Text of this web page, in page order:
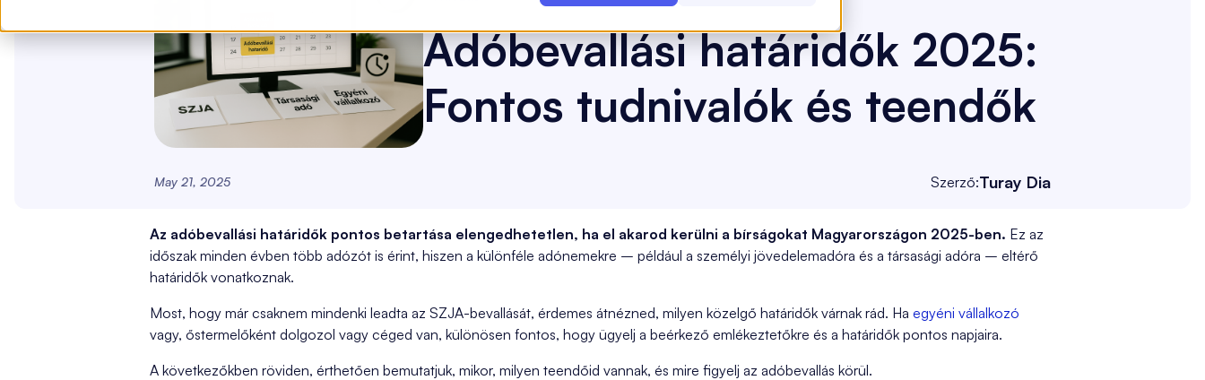
Adóbevallási határidők 2025:
Fontos tudnivalók és teendők
May 21, 2025 Szerző:Turay Dia
Az adóbevallási határidők pontos betartása elengedhetetlen, ha el akarod kerülni a bírságokat Magyarországon 2025-ben. Ez az
időszak minden évben több adózót is érint, hiszen a különféle adónemekre – például a személyi jövedelemadóra és a társasági adóra – eltérő
határidők vonatkoznak.
Most, hogy már csaknem mindenki leadta az SZJA-bevallását, érdemes átnézned, milyen közelgő határidők várnak rád. Ha egyéni vállalkozó
vagy, őstermelőként dolgozol vagy céged van, különösen fontos, hogy ügyelj a beérkező emlékeztetőkre és a határidők pontos napjaira.
A következőkben röviden, érthetően bemutatjuk, mikor, milyen teendőid vannak, és mire figyelj az adóbevallás körül.